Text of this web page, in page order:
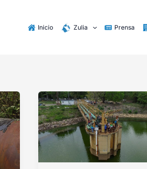
Inicio Zulia Prensa